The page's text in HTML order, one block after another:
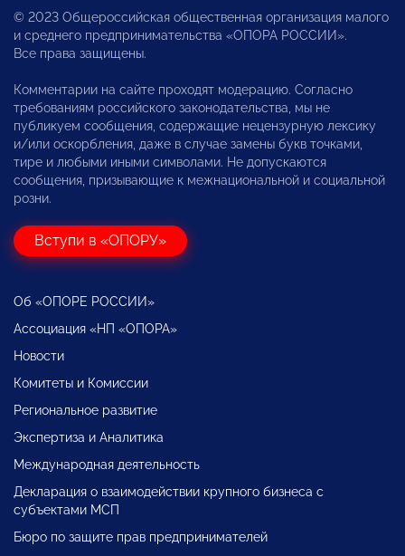
© 2023 Общероссийская общественная организация малого
и среднего предпринимательства «ОПОРА РОССИИ».
Все права защищены.
Комментарии на сайте проходят модерацию. Согласно
требованиям российского законодательства, мы не
публикуем сообщения, содержащие нецензурную лексику
и/или оскорбления, даже в случае замены букв точками,
тире и любыми иными символами. Не допускаются
сообщения, призывающие к межнациональной и социальной
розни.
Вступи в «ОПОРУ»
Об «ОПОРЕ РОССИИ»
Ассоциация «НП «ОПОРА»
Новости
Комитеты и Комиссии
Региональное развитие
Экспертиза и Аналитика
Международная деятельность
Декларация о взаимодействии крупного бизнеса с
субъектами МСП
Бюро по защите прав предпринимателей